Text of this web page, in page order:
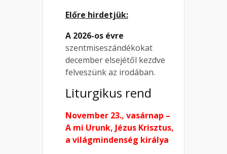
Előre hirdetjük:
A 2026-os évre
szentmiseszándékokat
december elsejétől kezdve
felveszünk az irodában.
Liturgikus rend
November 23., vasárnap –
A mi Urunk, Jézus Krisztus,
a világmindenség királya